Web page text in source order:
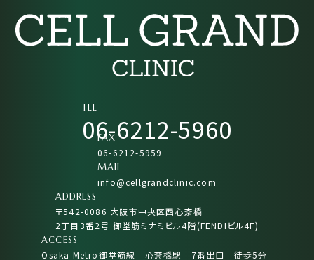
TEL
06-6212-5960
FAX
06-6212-5959
MAIL
info@cellgrandclinic.com
ADDRESS
〒542-0086 大阪市中央区西心斎橋
2丁目3番2号 御堂筋ミナミビル4階(FENDIビル4F)
ACCESS
Osaka Metro御堂筋線 心斎橋駅 7番出口 徒歩5分